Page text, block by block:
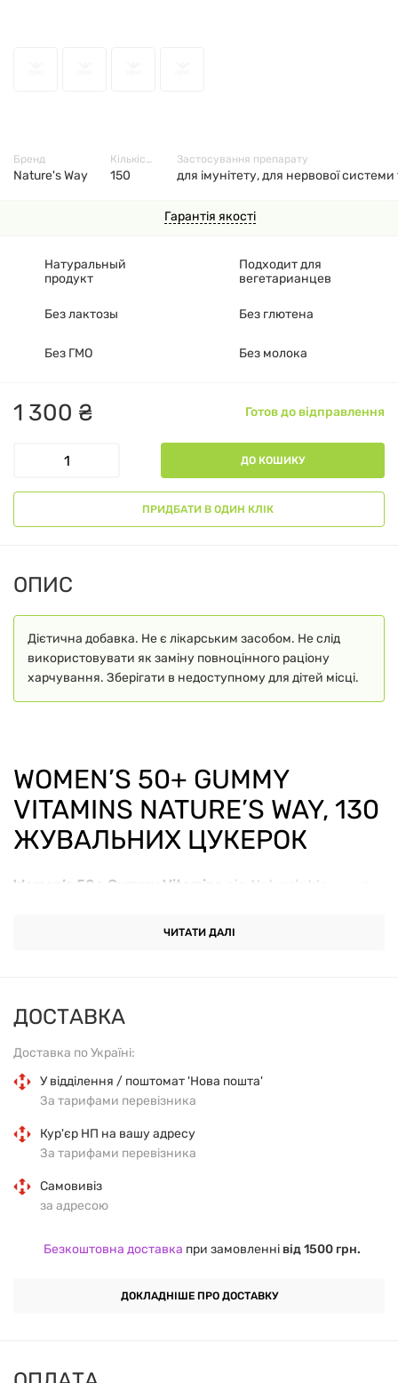
Гарантія якості
1 300 ₴ Готов до відправлення
ДО КОШИКУ
ПРИДБАТИ В ОДИН КЛІК
Натуральный
продукт
Подходит для
вегетарианцев
Без лактозы Без глютена
Без ГМО Без молока
ДОСТАВКА
Доставка по Україні:
У відділення / поштомат 'Нова пошта'
За тарифами перевізника
Кур'єр НП на вашу адресу
За тарифами перевізника
Самовивіз
за адресою
Безкоштовна доставка при замовленні від 1500 грн.
ДОКЛАДНІШЕ ПРО ДОСТАВКУ
Бренд
Nature's Way
Кількість в упаковці
150
Застосування препарату
для імунітету, для нервової
ОПИС
Дієтична добавка. Не є лікарським засобом. Не слід
використовувати як заміну повноцінного раціону
харчування. Зберігати в недоступному для дітей місці.
WOMEN’S 50+ GUMMY
VITAMINS NATURE’S WAY, 130
ЖУВАЛЬНИХ ЦУКЕРОК
Women’s 50+ Gummy Vitamins
від Nature’s Way — це
цукерок, розроблена з урахуванням харчових
щоденного раціону дорослої жінки. Натуральні
зручним щодня.
ЦУКЕРКИ)
1 800 мкг
ЧИТАТИ ДАЛІ